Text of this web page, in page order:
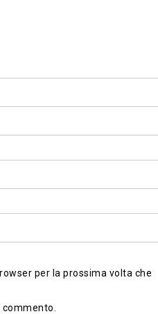
per la prossima volta che